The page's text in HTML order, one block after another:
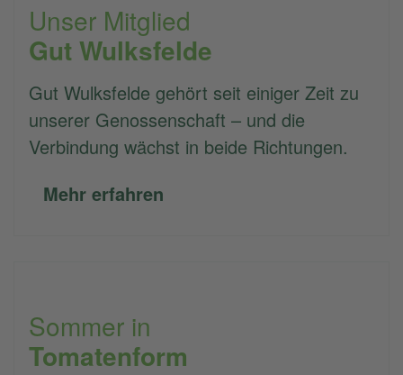
Unser Mitglied
Gut Wulksfelde
Gut Wulksfelde gehört seit einiger Zeit zu
unserer Genossenschaft – und die
Verbindung wächst in beide Richtungen.
Mehr erfahren
Sommer in
Tomatenform